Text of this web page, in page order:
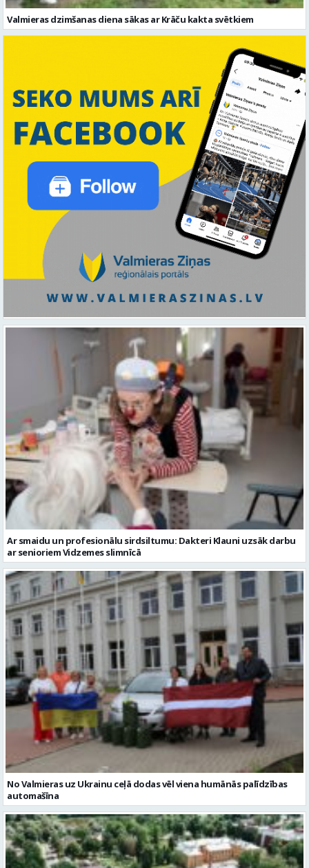
Valmieras dzimšanas diena sākas ar Krāču kakta svētkiem
Ar smaidu un profesionālu sirdsiltumu: Dakteri Klauni uzsāk darbu
ar senioriem Vidzemes slimnīcā
No Valmieras uz Ukrainu ceļā dodas vēl viena humānās palīdzības
automašīna